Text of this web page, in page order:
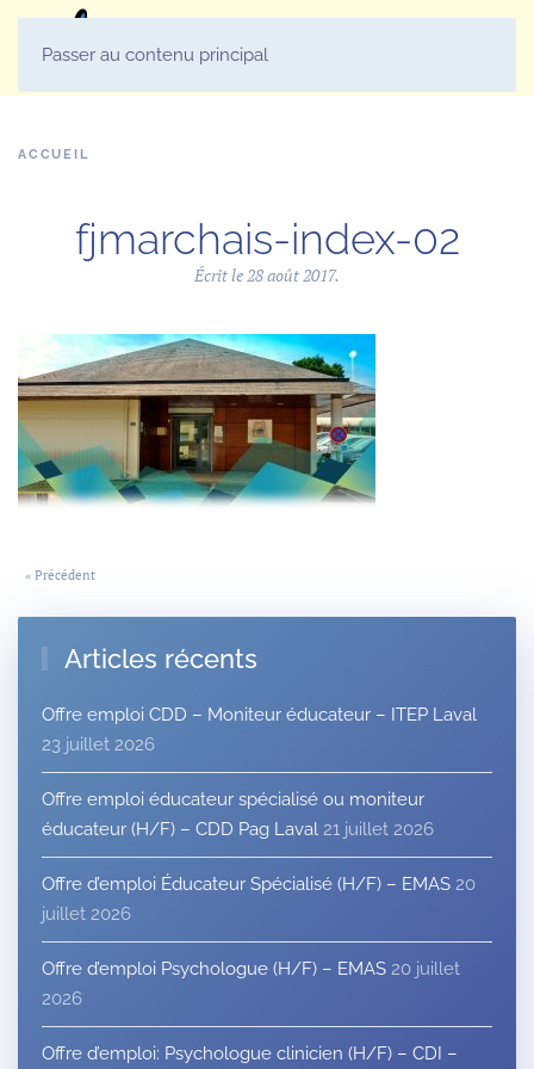
Passer au contenu principal
ACCUEIL
fjmarchais-index-02
Écrit le28 août 2017.
« Précédent
Articles récents
Offre emploi CDD – Moniteur éducateur – ITEP Laval
23 juillet 2026
Offre emploi éducateur spécialisé ou moniteur
éducateur (H/F) – CDD Pag Laval 21 juillet 2026
Offre d’emploi Éducateur Spécialisé (H/F) – EMAS 20
juillet 2026
Offre d’emploi Psychologue (H/F) – EMAS 20 juillet
2026
Offre d’emploi: Psychologue clinicien (H/F) – CDI –